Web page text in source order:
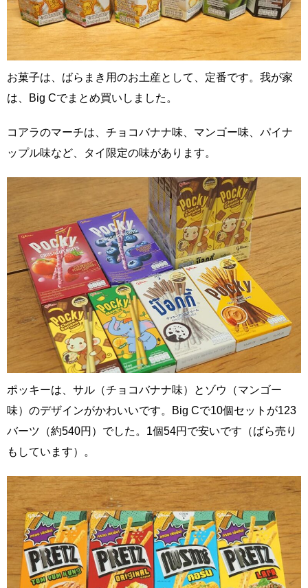
お菓子は、ばらまき用のお土産として、定番です。我が家
は、Big Cでまとめ買いしました。
コアラのマーチは、チョコバナナ味、マンゴー味、パイナ
ップル味など、タイ限定の味があります。
ポッキーは、サル（チョコバナナ味）とゾウ（マンゴー
味）のデザインがかわいいです。Big Cで10個セットが123
バーツ（約540円）でした。1個54円で安いです（ばら売り
もしています）。